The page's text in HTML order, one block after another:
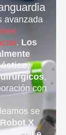
avanzada
. Los
,
con
se
X